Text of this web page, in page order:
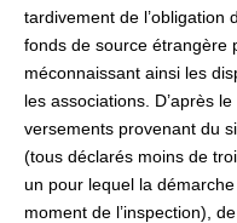
tardivement de l’obligation
fonds de source étrangère
méconnaissant ainsi les
les associations. D’après
versements provenant du
(tous déclarés moins de
un pour lequel la
moment de l’inspection),